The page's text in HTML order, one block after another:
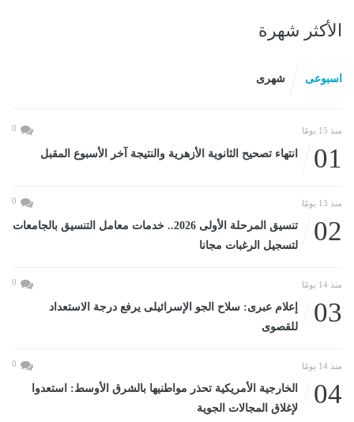
الأكثر شهرة
اسبوعى شهرى
منذ 15 يومًا 0
01 انتهاء تصحيح الثانوية الأزهرية والنتيجة آخر الأسبوع المقبل
منذ 13 يومًا 0
02
تنسيق المرحلة الأولى 2026.. خدمات معامل التنسيق بالجامعات
لتسجيل الرغبات مجانا
منذ 14 يومًا 0
03
إعلام عبرى: سلاح الجو الإسرائيلى يرفع درجة الاستعداد
للقصوى
منذ 14 يومًا 0
04
الخارجية الأمريكية تحذر مواطنيها بالشرق الأوسط: استعدوا
لإغلاق المجالات الجوية